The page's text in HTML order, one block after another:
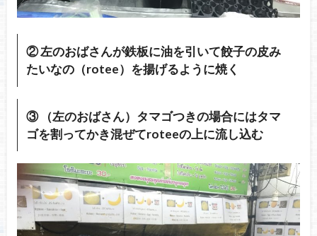
② 左のおばさんが鉄板に油を引いて餃子の皮み
たいなの（rotee）を揚げるように焼く
③ （左のおばさん）タマゴつきの場合にはタマ
ゴを割ってかき混ぜてroteeの上に流し込む